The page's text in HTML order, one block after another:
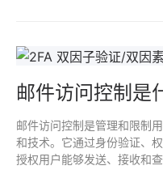
诈。
邮件访问控制是
邮件访问控制是管理和限制
和技术。它通过身份验证、
授权用户能够发送、接收和